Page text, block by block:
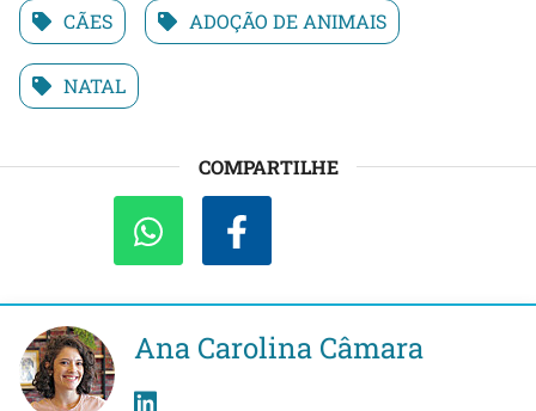
CÃES ADOÇÃO DE ANIMAIS
NATAL
COMPARTILHE
Ana Carolina Câmara